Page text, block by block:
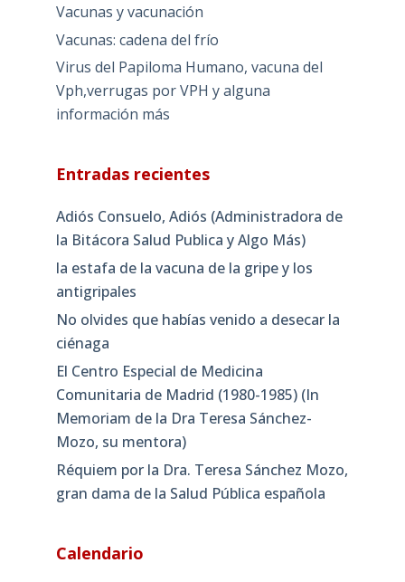
Vacunas y vacunación
Vacunas: cadena del frío
Virus del Papiloma Humano, vacuna del
Vph,verrugas por VPH y alguna
información más
Entradas recientes
Adiós Consuelo, Adiós (Administradora de
la Bitácora Salud Publica y Algo Más)
la estafa de la vacuna de la gripe y los
antigripales
No olvides que habías venido a desecar la
ciénaga
El Centro Especial de Medicina
Comunitaria de Madrid (1980-1985) (In
Memoriam de la Dra Teresa Sánchez-
Mozo, su mentora)
Réquiem por la Dra. Teresa Sánchez Mozo,
gran dama de la Salud Pública española
Calendario